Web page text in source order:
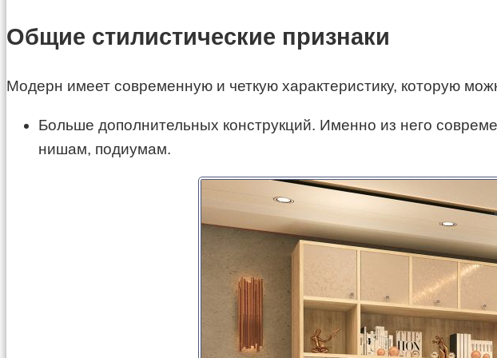
Общие стилистические признаки
Модерн имеет современную и четкую характеристику, которую
Больше дополнительных конструкций. Именно из него
нишам, подиумам.